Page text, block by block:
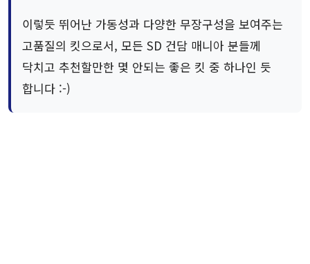
이렇듯 뛰어난 가동성과 다양한 무장구성을 보여주는
고품질의 킷으로서, 모든 SD 건담 매니아 분들께
닥치고 추천할만한 몇 안되는 좋은 킷 중 하나인 듯
합니다 :-)